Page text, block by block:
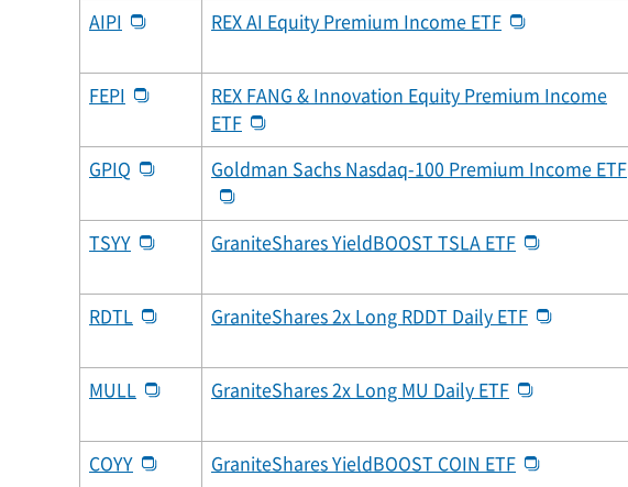
AIPI REX AI Equity Premium Income ETF
FEPI
REX FANG & Innovation Equity Premium Income
ETF
GPIQ Goldman Sachs Nasdaq-100 Premium Income ETF
TSYY GraniteShares YieldBOOST TSLA ETF
RDTL GraniteShares 2x Long RDDT Daily ETF
MULL GraniteShares 2x Long MU Daily ETF
COYY GraniteShares YieldBOOST COIN ETF